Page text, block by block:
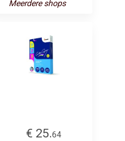
Meerdere shops
€ 25.64